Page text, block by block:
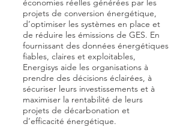
économies réelles générées par les
projets de conversion énergétique,
d’optimiser les systèmes en place et
de réduire les émissions de GES. En
fournissant des données énergétiques
fiables, claires et exploitables,
Energisys aide les organisations à
prendre des décisions éclairées, à
sécuriser leurs investissements et à
maximiser la rentabilité de leurs
projets de décarbonation et
d’efficacité énergétique.